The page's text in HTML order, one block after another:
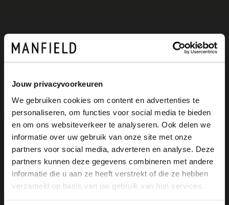
Jouw privacyvoorkeuren
We gebruiken cookies om content en advertenties te
personaliseren, om functies voor social media te bieden
en om ons websiteverkeer te analyseren. Ook delen we
informatie over uw gebruik van onze site met onze
partners voor social media, adverteren en analyse. Deze
partners kunnen deze gegevens combineren met andere
informatie die u aan ze heeft verstrekt of die ze hebben
verzameld op basis van uw gebruik van hun services.
Omschrijving
Donkerbruine suède enkellaarsjes met
hak van Manfield. De enkellaarsjes
hebben een puntige neus, een blokhak
van 7 cm en een ritssluiting aan de
binnenzijde. We adviseren als verzorging
en bescherming de suède/nubuck spray
in transparant.
×
View this website in English?
It looks like your language isn't Dutch. Would
you like to switch to English?